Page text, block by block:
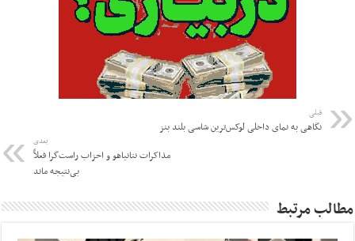
قبلی
نگاهی به نمای داخلی لوکس‌ترین شاسی بلند بنز
بعدی
مذاکرات نتانیاهو و احزاب راست‌گرا فعلاً
بی‌نتیجه ماند
مطالب مرتبط